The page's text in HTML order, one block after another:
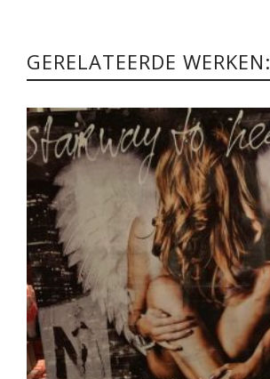
GERELATEERDE WERKEN: